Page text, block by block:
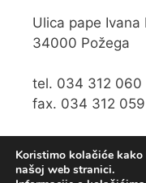
Ulica pape Ivana
34000 Požega
tel. 034 312 060
fax. 034 312 059
Koristimo kolačiće
našoj web stranici.